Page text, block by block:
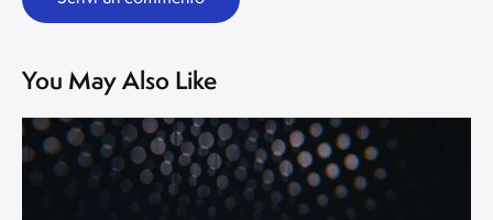
You May Also Like